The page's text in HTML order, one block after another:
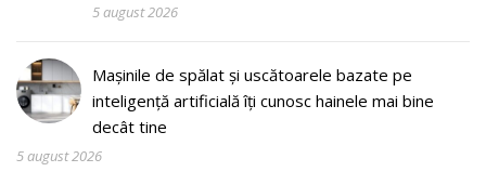
5 august 2026
Mașinile de spălat și uscătoarele bazate pe
inteligență artificială îți cunosc hainele mai bine
decât tine
5 august 2026